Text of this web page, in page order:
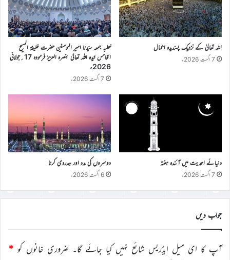
اللہ تعالیٰ کے نزدیک پسندیدہ اعمال
7 اگست 2026ء
خطبہ جمعہ سیّدنا امیر المومنین حضرت خلیفۃ المسیح
الخامس ایّدہ اللہ تعالیٰ بنصرہ العزیز فرمودہ 17؍جولائی
2026ء
7 اگست 2026ء
دنیائے احمدیت میں آئندہ ہفتہ
7 اگست 2026ء
دوسروں کی مدد اور ہمدردی کرنا
6 اگست 2026ء
جواب دیں
آپ کا ای میل ایڈریس شائع نہیں کیا جائے گا۔ ضروری خانوں کو *